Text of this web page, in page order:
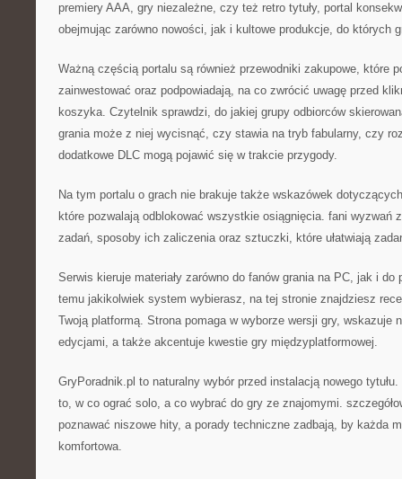
premiery AAA, gry niezależne, czy też retro tytuły, portal
obejmując zarówno nowości, jak i kultowe produkcje, do których
Ważną częścią portalu są również przewodniki zakupowe, które
zainwestować oraz podpowiadają, na co zwrócić uwagę przed
koszyka. Czytelnik sprawdzi, do jakiej grupy odbiorców
grania może z niej wycisnąć, czy stawia na tryb fabularny, czy
dodatkowe DLC mogą pojawić się w trakcie przygody.
Na tym portalu o grach nie brakuje także wskazówek
które pozwalają odblokować wszystkie osiągnięcia. fani wyzwań
zadań, sposoby ich zaliczenia oraz sztuczki, które ułatwiają
Serwis kieruje materiały zarówno do fanów grania na PC, jak i
temu jakikolwiek system wybierasz, na tej stronie znajdziesz
Twoją platformą. Strona pomaga w wyborze wersji gry, wskazuje
edycjami, a także akcentuje kwestie gry międzyplatformowej.
GryPoradnik.pl to naturalny wybór przed instalacją nowego
to, w co ograć solo, a co wybrać do gry ze znajomymi.
poznawać niszowe hity, a porady techniczne zadbają, by każda
komfortowa.